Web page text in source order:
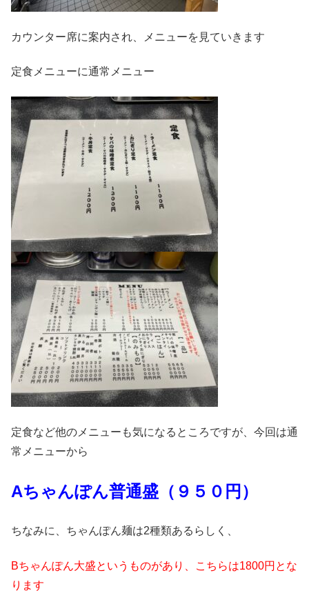
カウンター席に案内され、メニューを見ていきます
定食メニューに通常メニュー
定食など他のメニューも気になるところですが、今回は通
常メニューから
Aちゃんぽん普通盛（９５０円）
ちなみに、ちゃんぽん麺は2種類あるらしく、
Bちゃんぽん大盛というものがあり、こちらは1800円とな
ります